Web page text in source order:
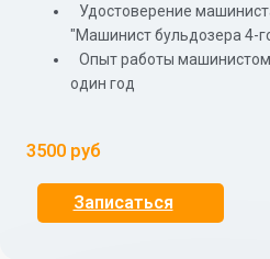
Удостоверение
"Машинист бульдозера 4-
Опыт работы
один год
3500 руб
Записаться